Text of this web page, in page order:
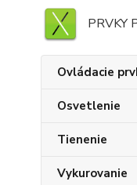
PRVKY
Ovládacie
Osvetlenie
Tienenie
Vykurovanie